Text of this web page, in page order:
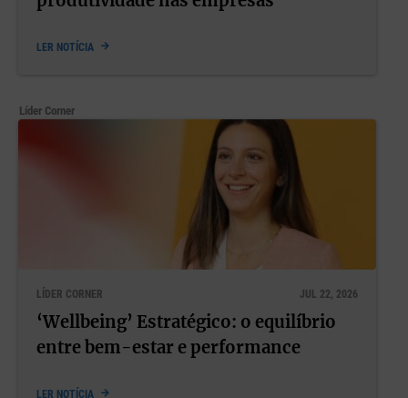
LER NOTÍCIA
Líder Corner
LÍDER CORNER JUL 22, 2026
‘Wellbeing’ Estratégico: o equilíbrio
entre bem-estar e performance
LER NOTÍCIA